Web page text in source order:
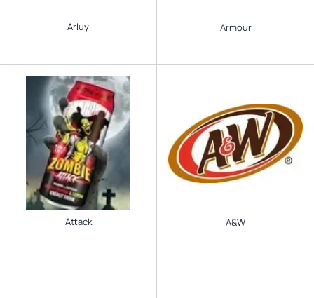
Arluy Armour
Attack A&W